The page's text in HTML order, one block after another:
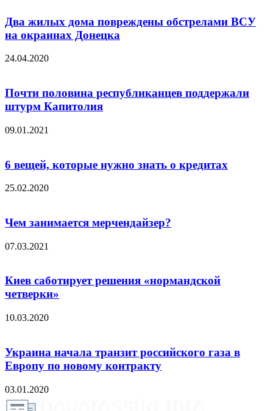
Два жилых дома повреждены обстрелами ВСУ
на окраинах Донецка
24.04.2020
Почти половина республиканцев поддержали
штурм Капитолия
09.01.2021
6 вещей, которые нужно знать о кредитах
25.02.2020
Чем занимается мерчендайзер?
07.03.2021
Киев саботирует решения «нормандской
четверки»
10.03.2020
Украина начала транзит российского газа в
Европу по новому контракту
03.01.2020